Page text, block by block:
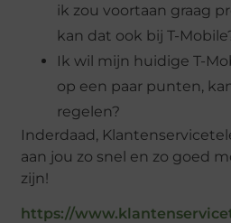
ik zou voortaan graag
kan dat ook bij T-
Ik wil mijn huidige T-
op een paar punten,
regelen?
Inderdaad,
aan jou zo snel en zo goed
zijn!
https://